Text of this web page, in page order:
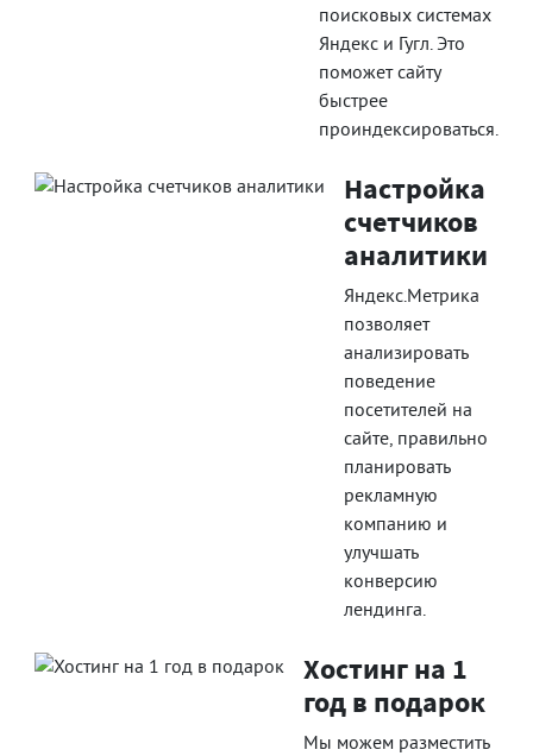
поисковых системах
Яндекс и Гугл. Это
поможет сайту
быстрее
проиндексироваться.
Настройка
счетчиков
аналитики
Яндекс.Метрика
позволяет
анализировать
поведение
посетителей на
сайте, правильно
планировать
рекламную
компанию и
улучшать
конверсию
лендинга.
Хостинг на 1
год в подарок
Мы можем разместить